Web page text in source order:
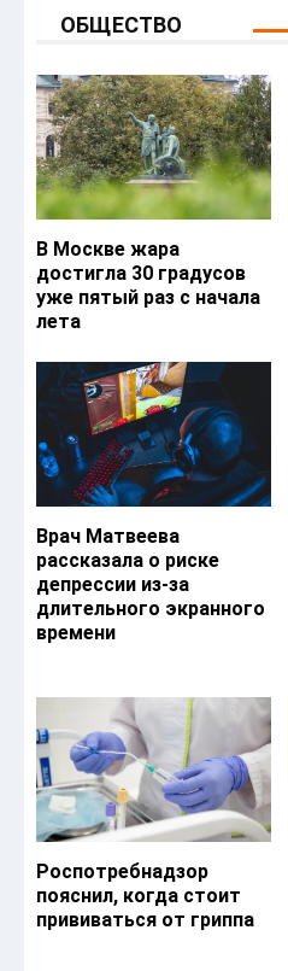
ОБЩЕСТВО
В Москве жара
достигла 30 градусов
уже пятый раз с начала
лета
Врач Матвеева
рассказала о риске
депрессии из-за
длительного экранного
времени
Роспотребнадзор
пояснил, когда стоит
прививаться от гриппа